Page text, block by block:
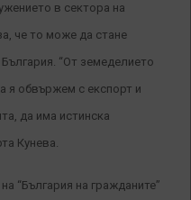
в сектора на
че то може да стане
“От земеделието
я обвържем с експорт и
да има истинска
Кунева.
“България на гражданите”